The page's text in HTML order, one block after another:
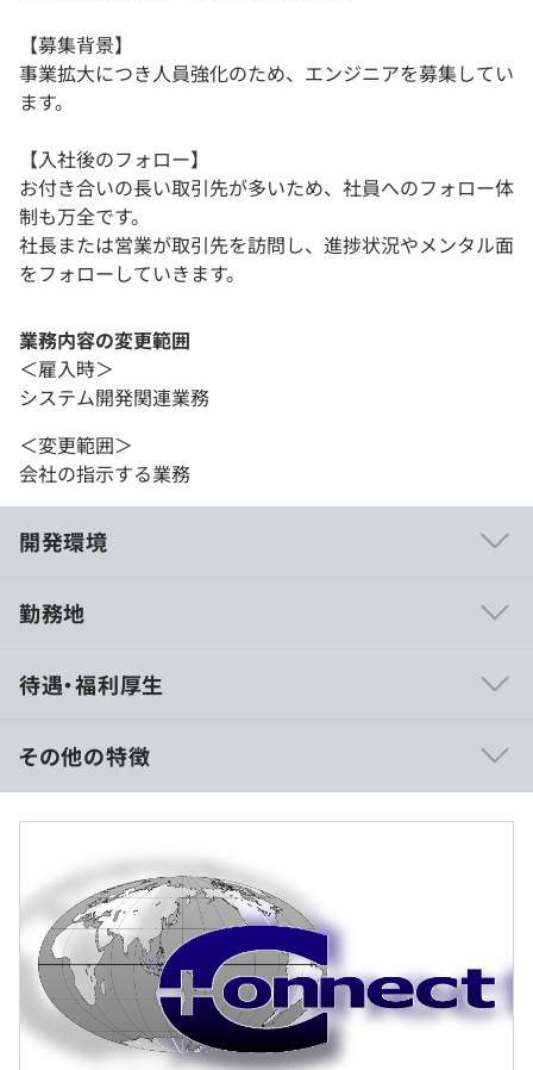
【募集背景】
事業拡大につき人員強化のため、エンジニアを募集してい
ます。
【入社後のフォロー】
お付き合いの長い取引先が多いため、社員へのフォロー体
制も万全です。
社長または営業が取引先を訪問し、進捗状況やメンタル面
をフォローしていきます。
業務内容の変更範囲
＜雇入時＞
システム開発関連業務
＜変更範囲＞
会社の指示する業務
開発環境
■給配電送システム（電力）
■運輸関連システム（鉄道）
■輸出入管理システム
■営業支援システム
■SNSイベント抽出エンジン開発
■販売促進システム
■輸出入管理システム
■営業支援システム
■SNSイベント抽出エンジン開発
■販売促進システム
■予約サイト
■オンラインショップ
勤務地
待遇・福利厚生
（※想定年収は年収提示額を保証するものではありません）
専門業務型裁量労働制
みなし労働時間／日：9時間30分
作業時間：9：00～18：00
休憩時間：60分（12：00～13：00）
※従事する案件や作業現場により、就業時間が異なる場合
その他の特徴